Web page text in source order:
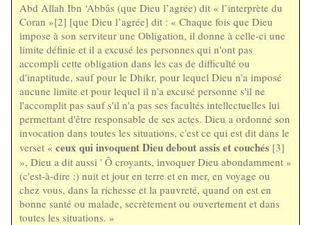
Abd Allah Ibn ‘Abbâs (que Dieu l’agrée) dit « l’interprète du
Coran »[2] [que Dieu l’agrée] dit : « Chaque fois que Dieu
impose à son serviteur une Obligation, il donne à celle-ci une
limite définie et il a excusé les personnes qui n'ont pas
accompli cette obligation dans les cas de difficulté ou
d'inaptitude, sauf pour le Dhikr, pour lequel Dieu n'a imposé
aucune limite et pour lequel il n'a excusé personne s'il ne
l'accomplit pas sauf s'il n'a pas ses facultés intellectuelles lui
permettant d'être responsable de ses actes. Dieu a ordonné son
invocation dans toutes les situations, c'est ce qui est dit dans le
verset « ceux qui invoquent Dieu debout assis et couchés [3]
», Dieu a dit aussi ' Ô croyants, invoquer Dieu abondamment »
(c'est-à-dire :) nuit et jour en terre et en mer, en voyage ou
chez vous, dans la richesse et la pauvreté, quand on est en
bonne santé ou malade, secrètement ou ouvertement et dans
toutes les situations. »